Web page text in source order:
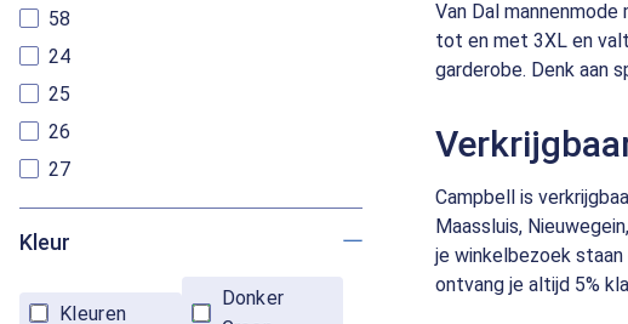
58
24
25
26
27
Kleur
Kleuren
Donker
Van Dal
tot en met 3XL en
garderobe. Denk aan
Campbell is
Maassluis,
je winkelbezoek
ontvang je altijd 5%